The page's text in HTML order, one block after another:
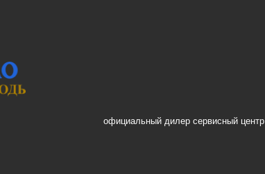
официальный дилер сервисный центр